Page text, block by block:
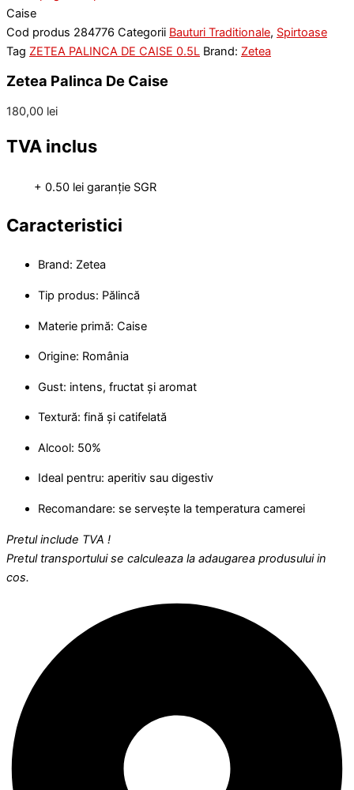
Caise
Cod produs 284776 Categorii Bauturi Traditionale, Spirtoase
Tag ZETEA PALINCA DE CAISE 0.5L Brand: Zetea
Zetea Palinca De Caise
180,00 lei
TVA inclus
+ 0.50 lei garanție SGR
Caracteristici
Brand: Zetea
Tip produs: Pălincă
Materie primă: Caise
Origine: România
Gust: intens, fructat și aromat
Textură: fină și catifelată
Alcool: 50%
Ideal pentru: aperitiv sau digestiv
Recomandare: se servește la temperatura camerei
Pretul include TVA !
Pretul transportului se calculeaza la adaugarea produsului in
cos.